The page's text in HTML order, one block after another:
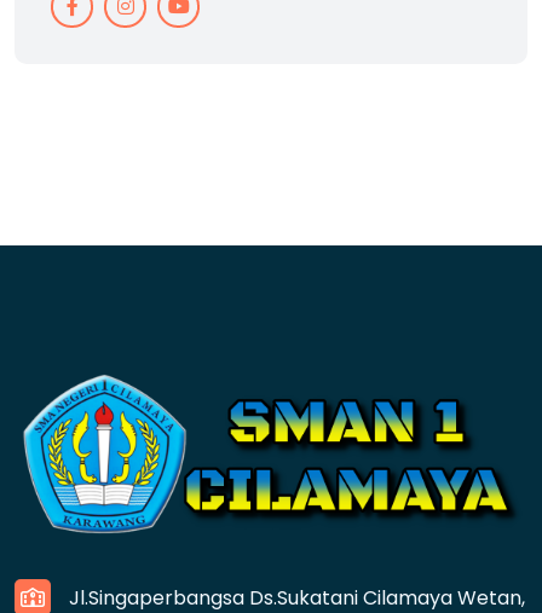
Jl.Singaperbangsa Ds.Sukatani Cilamaya Wetan,